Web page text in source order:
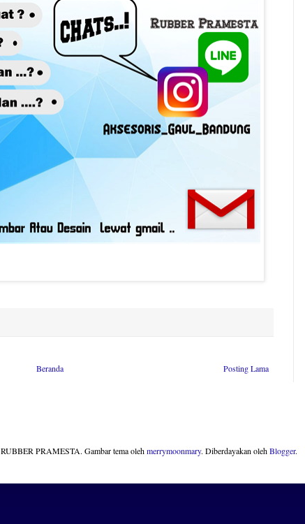
Posting Lama
Beranda
RUBBER PRAMESTA. Gambar tema olehmerrymoonmary. Diberdayakan olehBlogger.